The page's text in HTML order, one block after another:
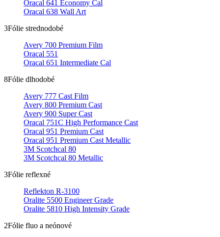
Oracal 641 Economy Cal
Oracal 638 Wall Art
3Fólie strednodobé
Avery 700 Premium Film
Oracal 551
Oracal 651 Intermediate Cal
8Fólie dlhodobé
Avery 777 Cast Film
Avery 800 Premium Cast
Avery 900 Super Cast
Oracal 751C High Performance Cast
Oracal 951 Premium Cast
Oracal 951 Premium Cast Metallic
3M Scotchcal 80
3M Scotchcal 80 Metallic
3Fólie reflexné
Reflekton R-3100
Oralite 5500 Engineer Grade
Oralite 5810 High Intensity Grade
2Fólie fluo a neónové